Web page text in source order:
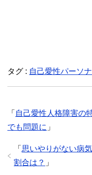
タグ : 自己愛性パーソ
「 自己愛性人格障害の
でも問題に 」
「 思いやりがない病
割合は？ 」